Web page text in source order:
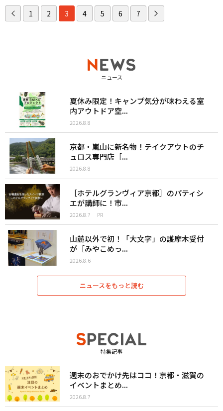
1 2 3 4 5 6 7
ニュース
夏休み限定！キャンプ気分が味わえる室
内アウトドア空...
2026.8.8
京都・嵐山に新名物！テイクアウトのチ
ュロス専門店［...
2026.8.8
［ホテルグランヴィア京都］のパティシ
エが講師に！市...
2026.8.7 PR
山麓以外で初！「大文字」の護摩木受付
が［みやこめっ...
2026.8.6
ニュースをもっと読む
特集記事
週末のおでかけ先はココ！京都・滋賀の
イベントまとめ...
2026.8.7